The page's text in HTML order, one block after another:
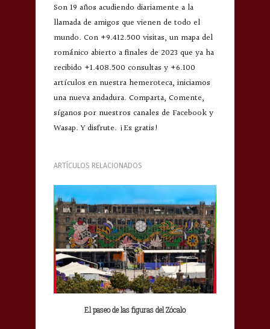
Son 19 años acudiendo diariamente a la
llamada de amigos que vienen de todo el
mundo. Con +9.412.500 visitas, un mapa del
románico abierto a finales de 2023 que ya ha
recibido +1.408.500 consultas y +6.100
artículos en nuestra hemeroteca, iniciamos
una nueva andadura. Comparta, Comente,
síganos por nuestros canales de Facebook y
Wasap. Y disfrute. ¡Es gratis!
ARTÍCULOS RELACIONADOS
El paseo de las figuras del Zócalo